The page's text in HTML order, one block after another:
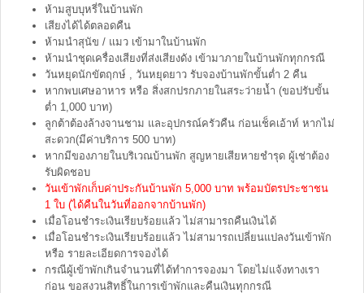
ห้ามสูบบุหรี่ในบ้านพัก
เสียงได้ได้ตลอดคืน
ห้ามนำสุนัข / แมว เข้ามาในบ้านพัก
ห้ามนำชุดเครื่องเสียงที่ส่งเสียงดัง เข้ามาภายในบ้านพักทุกกรณี
วันหยุดนักขัตฤกษ์ , วันหยุดยาว รับจองบ้านพักขั้นต่ำ 2 คืน
หากพบเศษอาหาร หรือ สิ่งสกปรกภายในสระว่ายน้ำ (ขอปรับขั้น
ต่ำ 1,000 บาท)
ลูกต้าต้องล้างจานชาม และอุปกรณ์ครัวคืน ก่อนเช็คเอ้าท์ หากไม่
สะดวก(มีค่าบริการ 500 บาท)
หากมีของภายในบริเวณบ้านพัก สูญหายเสียหายชำรุด ผู้เช่าต้อง
รับผิดชอบ
วันเข้าพักเก็บค่าประกันบ้านพัก 5,000 บาท พร้อมบัตรประชาชน
1 ใบ (ได้คืนในวันที่ออกจากบ้านพัก)
เมื่อโอนชำระเงินเรียบร้อยแล้ว ไม่สามารถคืนเงินได้
เมื่อโอนชำระเงินเรียบร้อยแล้ว ไม่สามารถเปลี่ยนแปลงวันเข้าพัก
หรือ รายละเอียดการจองได้
กรณีผู้เข้าพักเกินจำนวนที่ได้ทำการจองมา โดยไม่แจ้งทางเรา
ก่อน ขอสงวนสิทธิ์ในการเข้าพักและคืนเงินทุกกรณี